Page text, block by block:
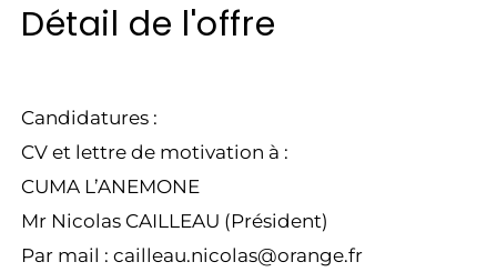
Détail de l'offre
Candidatures :
CV et lettre de motivation à :
CUMA L’ANEMONE
Mr Nicolas CAILLEAU (Président)
Par mail : cailleau.nicolas@orange.fr